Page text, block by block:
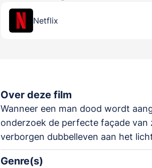
Netflix
Over deze film
Wanneer een man dood wordt
onderzoek de perfecte façade van
verborgen dubbelleven aan het
Genre(s)